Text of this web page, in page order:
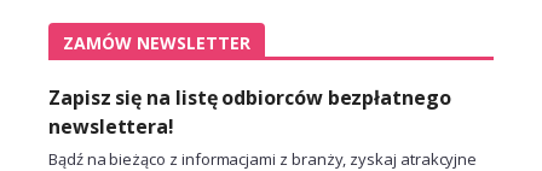
ZAMÓW NEWSLETTER
Zapisz się na listę odbiorców bezpłatnego
newslettera!
Bądź na bieżąco z informacjami z branży, zyskaj atrakcyjne